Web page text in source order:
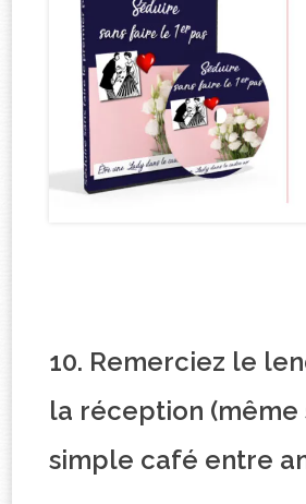
10. Remerciez le
la réception (même
simple café entre